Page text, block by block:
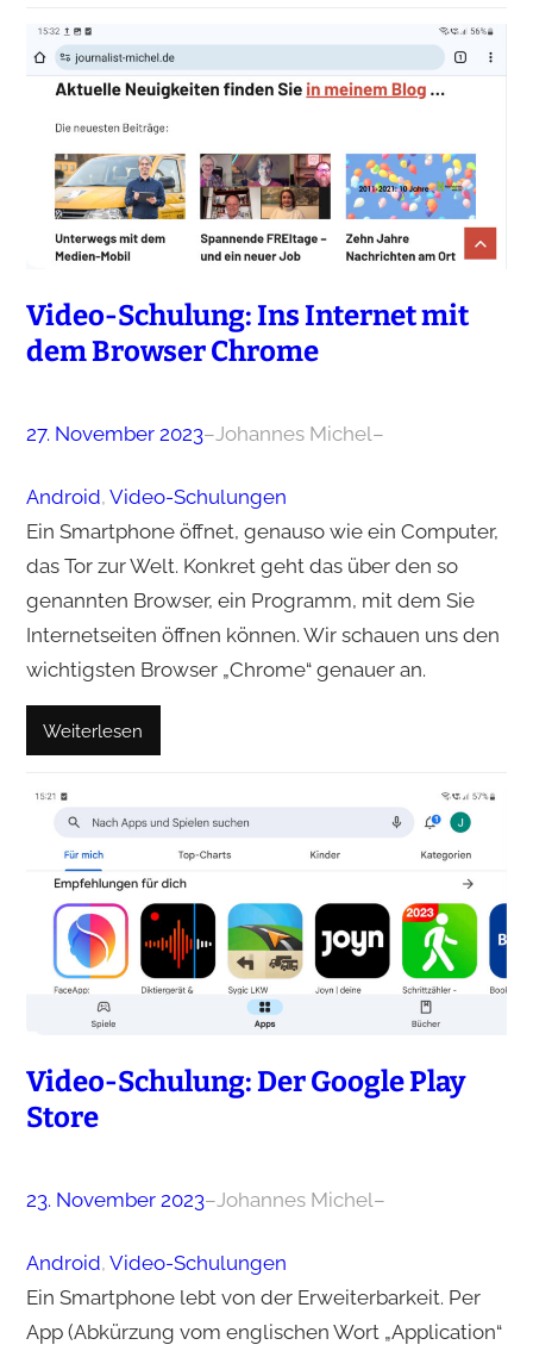
Video-Schulung: Ins Internet mit
dem Browser Chrome
27. November 2023–Johannes Michel–
Android, Video-Schulungen
Ein Smartphone öffnet, genauso wie ein Computer,
das Tor zur Welt. Konkret geht das über den so
genannten Browser, ein Programm, mit dem Sie
Internetseiten öffnen können. Wir schauen uns den
wichtigsten Browser „Chrome“ genauer an.
Weiterlesen
Video-Schulung: Der Google Play
Store
23. November 2023–Johannes Michel–
Android, Video-Schulungen
Ein Smartphone lebt von der Erweiterbarkeit. Per
App (Abkürzung vom englischen Wort „Application“